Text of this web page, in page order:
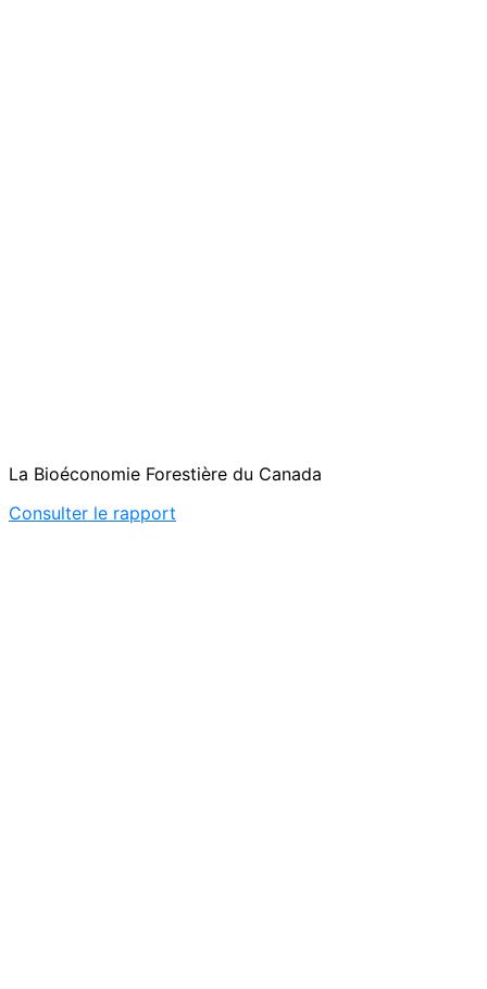
La Bioéconomie Forestière du Canada
Consulter le rapport